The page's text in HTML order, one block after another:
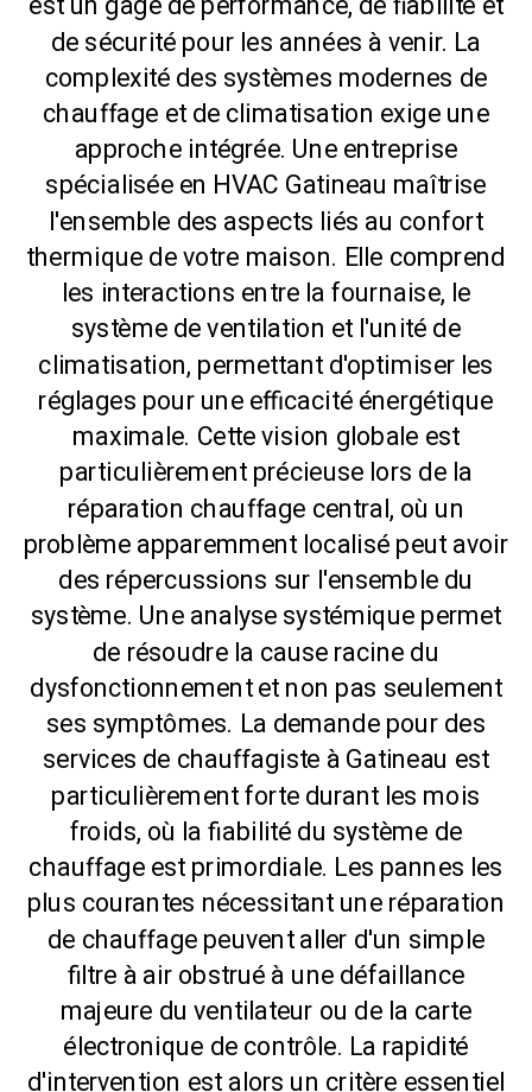
de sécurité pour les années à venir. La
complexité des systèmes modernes de
chauffage et de climatisation exige une
approche intégrée. Une entreprise
spécialisée en HVAC Gatineau maîtrise
l'ensemble des aspects liés au confort
thermique de votre maison. Elle comprend
les interactions entre la fournaise, le
système de ventilation et l'unité de
climatisation, permettant d'optimiser les
réglages pour une efficacité énergétique
maximale. Cette vision globale est
particulièrement précieuse lors de la
réparation chauffage central, où un
problème apparemment localisé peut avoir
des répercussions sur l'ensemble du
système. Une analyse systémique permet
de résoudre la cause racine du
dysfonctionnement et non pas seulement
ses symptômes. La demande pour des
services de chauffagiste à Gatineau est
particulièrement forte durant les mois
froids, où la fiabilité du système de
chauffage est primordiale. Les pannes les
plus courantes nécessitant une réparation
de chauffage peuvent aller d'un simple
filtre à air obstrué à une défaillance
majeure du ventilateur ou de la carte
électronique de contrôle. La rapidité
d'intervention est alors un critère essentiel